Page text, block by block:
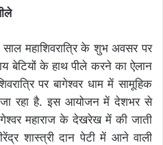
साल महाशिवरात्रि के शुभ अवसर पर
बेटियों के हाथ पीले करने का ऐलान
पर बागेश्वर धाम में सामूहिक
जा रहा है. इस आयोजन में देशभर से
महाराज के देखरेख में की जाती
शास्त्री दान पेटी में आने वाली